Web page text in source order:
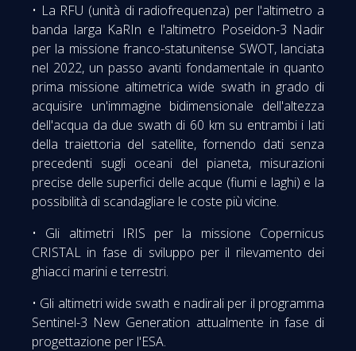
• La RFU (unità di radiofrequenza) per l'altimetro a
banda larga KaRIn e l'altimetro Poseidon-3 Nadir
per la missione franco-statunitense SWOT, lanciata
nel 2022, un passo avanti fondamentale in quanto
prima missione altimetrica wide swath in grado di
acquisire un'immagine bidimensionale dell'altezza
dell'acqua da due swath di 60 km su entrambi i lati
della traiettoria del satellite, fornendo dati senza
precedenti sugli oceani del pianeta, misurazioni
precise delle superfici delle acque (fiumi e laghi) e la
possibilità di scandagliare le coste più vicine.
• Gli altimetri IRIS per la missione Copernicus
CRISTAL in fase di sviluppo per il rilevamento dei
ghiacci marini e terrestri.
• Gli altimetri wide swath e nadirali per il programma
Sentinel-3 New Generation attualmente in fase di
progettazione per l'ESA.